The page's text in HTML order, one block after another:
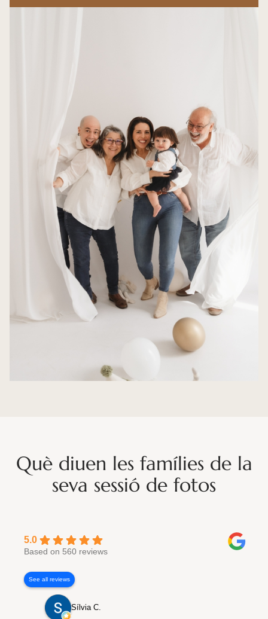
Què diuen les famílies de la
seva sessió de fotos
5.0
Based on 560 reviews
See all reviews
Sílvia C.